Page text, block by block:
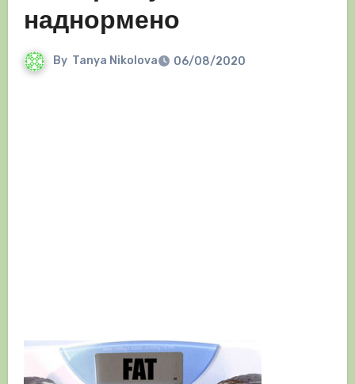
наднормено
By Tanya Nikolova 06/08/2020